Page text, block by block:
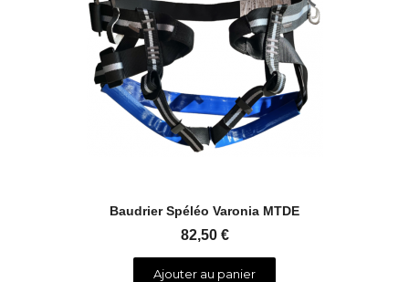
Aperçu rapide
Baudrier Spéléo Varonia MTDE
82,50 €
Ajouter au panier